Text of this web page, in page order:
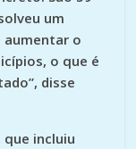
um
aumentar o
o que é
disse
incluiu